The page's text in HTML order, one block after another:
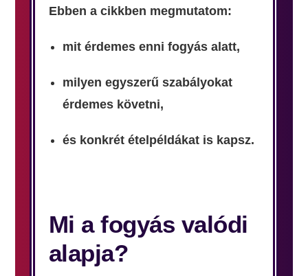
Ebben a cikkben megmutatom:
mit érdemes enni fogyás alatt,
milyen egyszerű szabályokat
érdemes követni,
és konkrét ételpéldákat is kapsz.
Mi a fogyás valódi
alapja?